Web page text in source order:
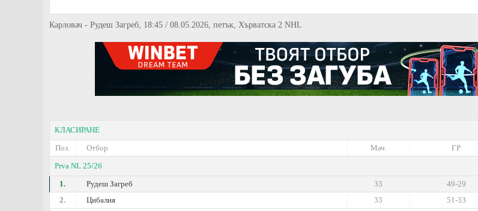
Карловач - Рудеш Загреб, 18:45 / 08.05.2026, петък, Хърватска 2 NHL
КЛАСИРАНЕ
Поз.
Отбор ГР
Мач.
Prva NL 25/26
1.
Рудеш Загреб 49-29
33
2.
Цибалия 51-33
33